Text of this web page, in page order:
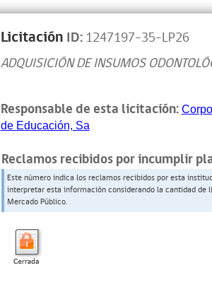
Licitación ID:1247197-35-LP26
ADQUISICIÓN DE INSUMOS
Responsable de esta licitación:
de Educación, Sa
Reclamos recibidos por incumplir
Este número indica los reclamos recibidos por esta
interpretar esta información considerando la cantidad
Mercado Público.